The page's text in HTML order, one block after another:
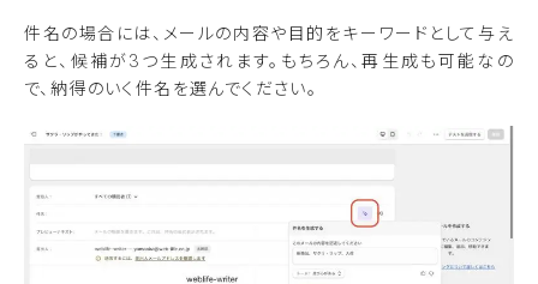
件名の場合には、メールの内容や目的をキーワードとして与え
ると、候補が3つ生成されます。もちろん、再生成も可能なの
で、納得のいく件名を選んでください。